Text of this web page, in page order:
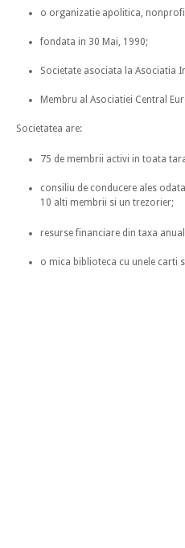
o organizatie apolitica,
fondata in 30 Mai, 1990;
Societate asociata la Asociatia
Membru al Asociatiei Central
Societatea are:
75 de membrii activi in toata
consiliu de conducere ales
10 alti membrii si un trezorier;
resurse financiare din taxa
o mica biblioteca cu unele carti